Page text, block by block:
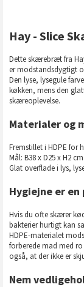
Hay - Slice
Dette skærebræt fra
er modstandsdygtigt
Den lyse, lysegule
køkken, mens den
skæreoplevelse.
Materialer og
Fremstillet i HDPE for
Mål: B38 x D25 x H2 cm
Glat overflade i lys,
Hygiejne er
Hvis du ofte skærer
bakterier hurtigt kan
HDPE-materialet
forberede mad med
også, at der ikke er
Nem